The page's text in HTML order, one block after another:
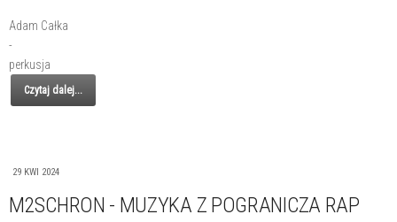
Adam Całka
-
perkusja
Czytaj dalej...
29 KWI 2024
M2SCHRON - MUZYKA Z POGRANICZA RAP